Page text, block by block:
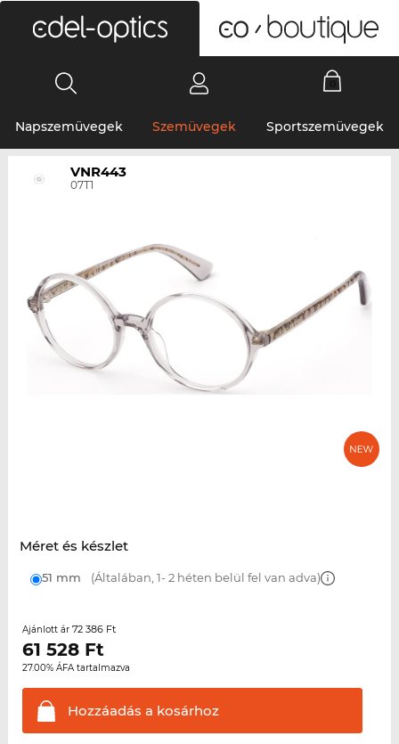
Napszemüvegek Szemüvegek Sportszemüvegek
VNR443
07T1
Méret és készlet
51 mm (Általában, 1- 2 héten belül fel van adva)
Ajánlott ár 72 386 Ft
61 528Ft
27.00% ÁFA tartalmazva
Hozzáadás a kosárhoz